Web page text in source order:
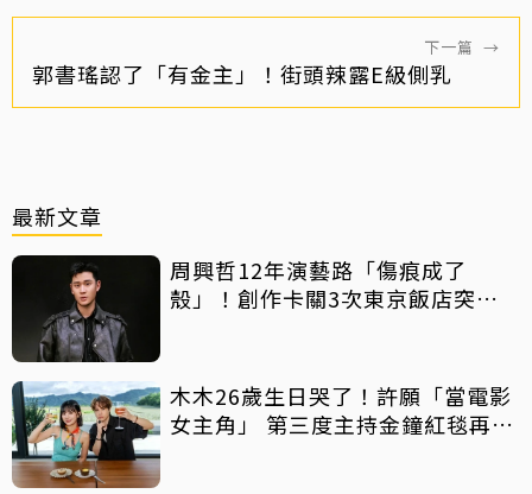
下一篇 →
郭書瑤認了「有金主」！街頭辣露E級側乳
最新文章
周興哲12年演藝路「傷痕成了
殼」！創作卡關3次東京飯店突找
木木26歲生日哭了！許願「當電影
女主角」 第三度主持金鐘紅毯再喊